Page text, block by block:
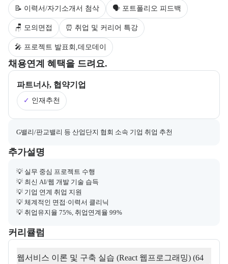
📝 이력서/자기소개서 첨삭 🗣 포트폴리오 피드백
🪑 모의면접 ⏰ 취업 및 커리어 특강
🎤 프로젝트 발표회,데모데이
채용연계 혜택을 드려요.
부트캠프의 채용 연계 기업 정보와 추가 안내 내용을 제공한다.
파트너사, 협약기업
✓ 인재추천
채용 연계와 관련된 추가 안내 내용을 마크다운 형식으로 제공한다.
G밸리/판교밸리 등 산업단지 협회 소속 기업 취업 추천
추가설명
부트캠프와 관련된 추가 안내 및 참고 사항을 제공한다.
💡 실무 중심 프로젝트 수행
💡 최신 AI/웹 개발 기술 습득
💡 기업 연계 취업 지원
💡 체계적인 면접·이력서 클리닉
💡 취업유지율 75%, 취업연계율 99%
커리큘럼
교육과정의 커리큘럼 정보를 안내한다.
커리큘럼
웹서비스 이론 및 구축 실습 (React 웹프로그래밍) (64